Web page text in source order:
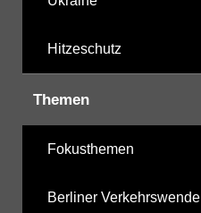
Hitzeschutz
Themen
Fokusthemen
Berliner Verkehrswende